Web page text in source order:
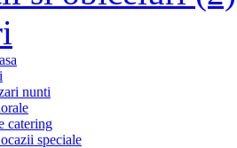
nunti
catering
speciale